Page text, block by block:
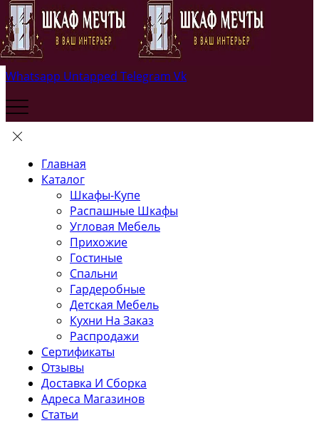
Whatsapp Untapped Telegram Vk
Главная
Каталог
Шкафы-Купе
Распашные Шкафы
Угловая Мебель
Прихожие
Гостиные
Спальни
Гардеробные
Детская Мебель
Кухни На Заказ
Распродажи
Сертификаты
Отзывы
Доставка И Сборка
Адреса Магазинов
Статьи